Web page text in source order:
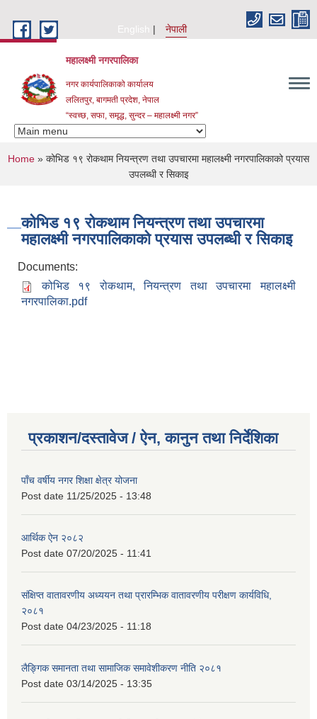
English
नेपाली
महालक्ष्मी नगरपालिका
नगर कार्यपालिकाको कार्यालय
ललितपुर, बागमती प्रदेश, नेपाल
“स्वच्छ, सफा, समृद्ध, सुन्दर – महालक्ष्मी नगर”
You are here
Home » कोभिड १९ रोकथाम नियन्त्रण तथा उपचारमा महालक्ष्मी नगरपालिकाको प्रयास
उपलब्धी र सिकाइ
कोभिड १९ रोकथाम नियन्त्रण तथा उपचारमा
महालक्ष्मी नगरपालिकाको प्रयास उपलब्धी र सिकाइ
Documents:
कोभिड १९ रोकथाम, नियन्त्रण तथा उपचारमा महालक्ष्मी
नगरपालिका.pdf
प्रकाशन/दस्तावेज / ऐन, कानुन तथा निर्देशिका
पाँच वर्षीय नगर शिक्षा क्षेत्र योजना
Post date 11/25/2025 - 13:48
आर्थिक ऐन २०८२
Post date 07/20/2025 - 11:41
संक्षिप्त वातावरणीय अध्ययन तथा प्रारम्भिक वातावरणीय परीक्षण कार्यविधि,
२०८१
Post date 04/23/2025 - 11:18
लैङ्गिक समानता तथा सामाजिक समावेशीकरण नीति २०८१
Post date 03/14/2025 - 13:35